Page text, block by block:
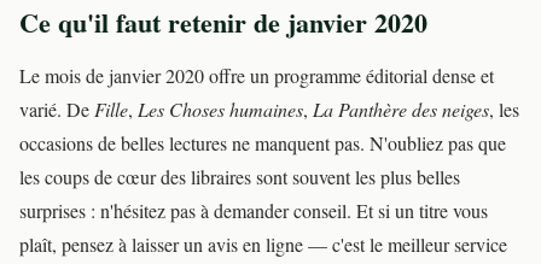
Ce qu'il faut retenir de janvier 2020
Le mois de janvier 2020 offre un programme éditorial dense et
varié. DeFille, Les Choses humaines, La Panthère des neiges, les
occasions de belles lectures ne manquent pas. N'oubliez pas que
les coups de cœur des libraires sont souvent les plus belles
surprises : n'hésitez pas à demander conseil. Et si un titre vous
plaît, pensez à laisser un avis en ligne — c'est le meilleur service